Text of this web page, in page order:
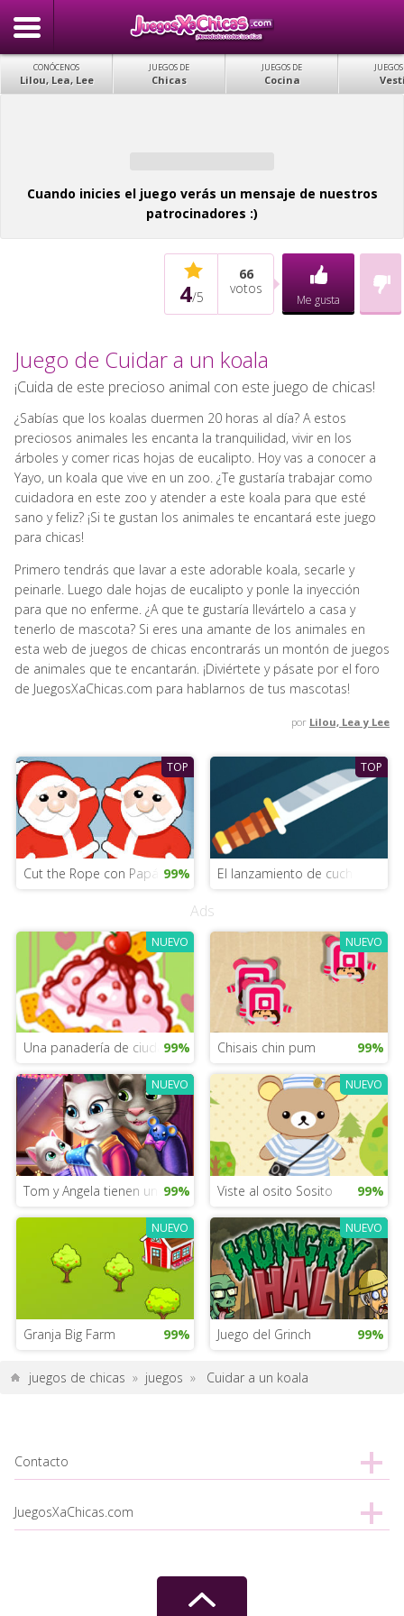
CONÓCENOS
Lilou, Lea, Lee
JUEGOS DE
Chicas
JUEGOS DE
Cocina
Cuando inicies el juego verás un mensaje de nuestros
patrocinadores :)
4/5
66
votos
Me gusta
Juego de Cuidar a un koala
¡Cuida de este precioso animal con este juego de chicas!
¿Sabías que los koalas duermen 20 horas al día? A estos
preciosos animales les encanta la tranquilidad, vivir en los
árboles y comer ricas hojas de eucalipto. Hoy vas a conocer a
Yayo, un koala que vive en un zoo. ¿Te gustaría trabajar como
cuidadora en este zoo y atender a este koala para que esté
sano y feliz? ¡Si te gustan los animales te encantará este juego
para chicas!
Primero tendrás que lavar a este adorable koala, secarle y
peinarle. Luego dale hojas de eucalipto y ponle la inyección
para que no enferme. ¿A que te gustaría llevártelo a casa y
tenerlo de mascota? Si eres una amante de los animales en
esta web de juegos de chicas encontrarás un montón de juegos
de animales que te encantarán. ¡Diviértete y pásate por el foro
de JuegosXaChicas.com para hablarnos de tus mascotas!
por Lilou, Lea y Lee
TOP
Cut the Rope con Papá Noel
99%
TOP
El lanzamiento de cuchillos
Ads
NUEVO
Una panadería de ciudad animada
99%
NUEVO
Chisais chin pum 99%
NUEVO
Tom y Angela tienen un bebé
99%
NUEVO
Viste al osito Sosito 99%
NUEVO
Granja Big Farm 99%
NUEVO
Juego del Grinch 99%
juegos de chicas » juegos » Cuidar a un koala
Contacto
JuegosXaChicas.com